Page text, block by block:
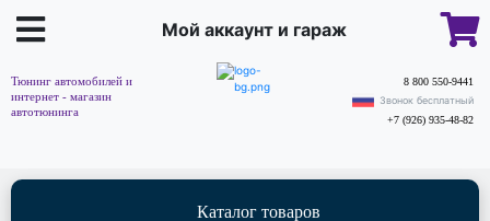
Мой аккаунт и гараж
Тюнинг автомобилей и
интернет - магазин
автотюнинга
8 800 550-9441
Звонок бесплатный
+7 (926) 935-48-82
Каталог товаров